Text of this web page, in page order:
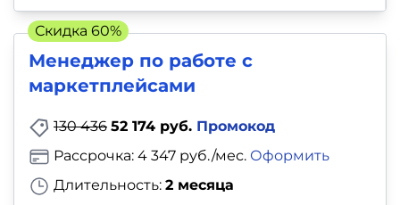
Менеджер по работе с
маркетплейсами
130 436 52 174 руб. Промокод
Длительность: 2 месяца
Рассрочка: 4 347 руб./мес. Оформить
Скидка 60%
Прочее
Репетиторы
на
профориентацию